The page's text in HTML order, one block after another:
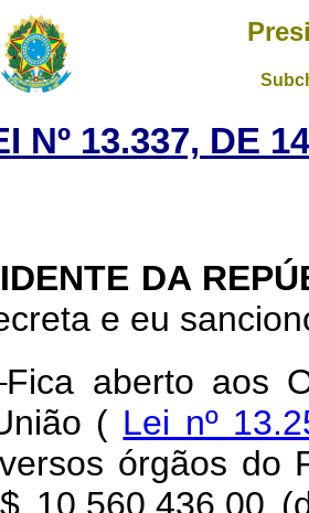
Nº 13.337, DE
DA
e eu
Fica aberto aos
( Lei nº
órgãos do
10.560.436,00